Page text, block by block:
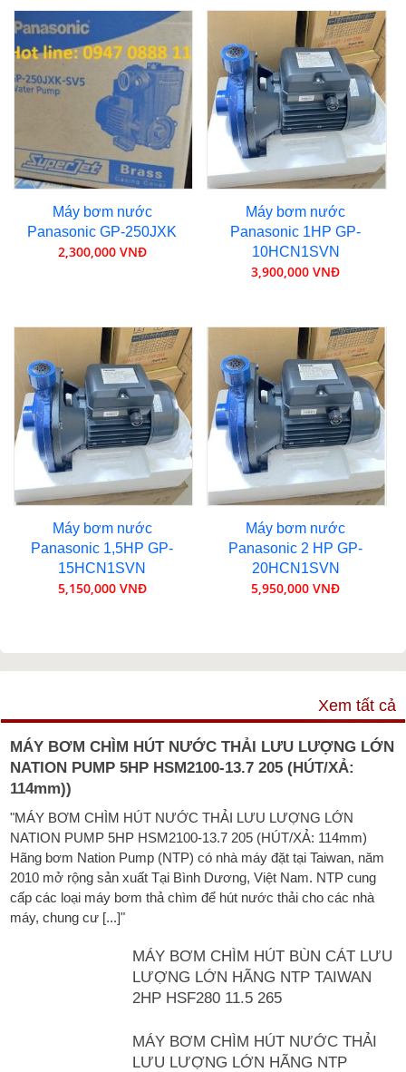
Máy bơm nước
Panasonic GP-250JXK
2,300,000 VNĐ
Máy bơm nước
Panasonic 1HP GP-
10HCN1SVN
3,900,000 VNĐ
Máy bơm nước
Panasonic 1,5HP GP-
15HCN1SVN
5,150,000 VNĐ
Máy bơm nước
Panasonic 2 HP GP-
20HCN1SVN
5,950,000 VNĐ
Xem tất cả
MÁY BƠM CHÌM HÚT NƯỚC THẢI LƯU LƯỢNG LỚN
NATION PUMP 5HP HSM2100-13.7 205 (HÚT/XẢ:
114mm))
"MÁY BƠM CHÌM HÚT NƯỚC THẢI LƯU LƯỢNG LỚN
NATION PUMP 5HP HSM2100-13.7 205 (HÚT/XẢ: 114mm)
Hãng bơm Nation Pump (NTP) có nhà máy đặt tại Taiwan, năm
2010 mở rộng sản xuất Tại Bình Dương, Việt Nam. NTP cung
cấp các loại máy bơm thả chìm để hút nước thải cho các nhà
máy, chung cư [...]"
MÁY BƠM CHÌM HÚT BÙN CÁT LƯU
LƯỢNG LỚN HÃNG NTP TAIWAN
2HP HSF280 11.5 265
MÁY BƠM CHÌM HÚT NƯỚC THẢI
LƯU LƯỢNG LỚN HÃNG NTP